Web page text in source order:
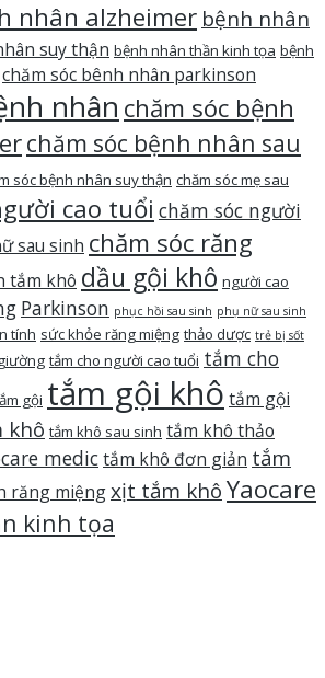
nhân alzheimer bệnh nhân
suy thận bệnh nhân thần kinh tọa bệnh
chăm sóc bênh nhân parkinson
nhân chăm sóc bệnh
chăm sóc bệnh nhân sau
sóc bệnh nhân suy thận chăm sóc mẹ sau
cao tuổi chăm sóc người
sau sinh chăm sóc răng
tắm khô dầu gội khô người cao
Parkinson phục hồi sau sinh phụ nữ sau sinh
tính sức khỏe răng miệng thảo dược trẻ bị sốt
tắm cho người cao tuổi tắm cho
gội tắm gội khô tắm gội
khô tắm khô sau sinh tắm khô thảo
medictắm khô đơn giản tắm
răng miệngxịt tắm khôYaocare
kinh tọa